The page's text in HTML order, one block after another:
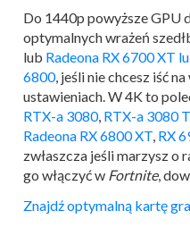
Do 1440p powyższe GPU
optymalnych wrażeń
lub Radeona RX 6700 XT
6800, jeśli nie chcesz iść
ustawieniach. W 4K to
RTX-a 3080, RTX-a 3080
Radeona RX 6800 XT, RX
zwłaszcza jeśli marzysz o
go włączyć w Fortnite,
Znajdź optymalną kartę